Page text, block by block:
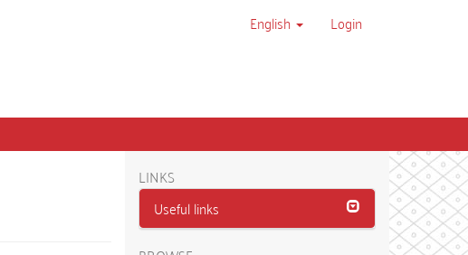
English Login
LINKS
Useful links